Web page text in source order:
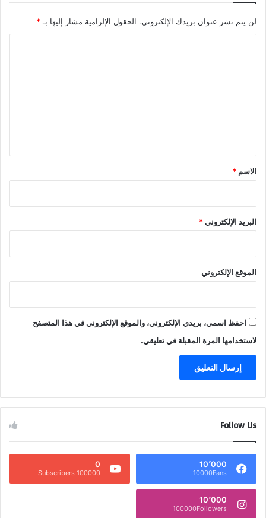
لن يتم نشر عنوان بريدك الإلكتروني. الحقول الإلزامية مشار إليها بـ *
*
الاسم *
البريد الإلكتروني*
الموقع الإلكتروني
احفظ اسمي، بريدي الإلكتروني، والموقع الإلكتروني في هذا المتصفح
لاستخدامها المرة المقبلة في تعليقي.
Follow Us
10٬000
10000Fans
0
100000 Subscribers
10٬000
100000Followers